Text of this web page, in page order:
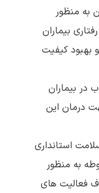
به منظور
بیماران
بهبود کیفیت
در بیماران
درمان این
استانداری
به منظور
فعالیت های